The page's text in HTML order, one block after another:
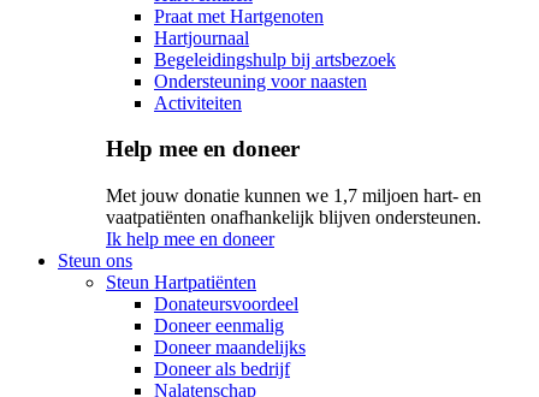
Praat met Hartgenoten
Hartjournaal
Begeleidingshulp bij artsbezoek
Ondersteuning voor naasten
Activiteiten
Help mee en doneer
Met jouw donatie kunnen we 1,7 miljoen hart- en
vaatpatiënten onafhankelijk blijven ondersteunen.
Ik help mee en doneer
Steun ons
Steun Hartpatiënten
Donateursvoordeel
Doneer eenmalig
Doneer maandelijks
Doneer als bedrijf
Nalatenschap